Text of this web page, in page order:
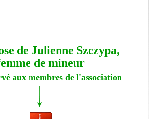
de Julienne Szczypa,
de mineur
aux membres de l'association